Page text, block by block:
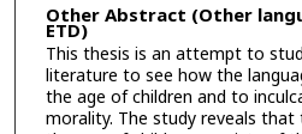
Other Abstract (Other
ETD)
This thesis is an attempt to
literature to see how the
the age of children and to
morality. The study reveals